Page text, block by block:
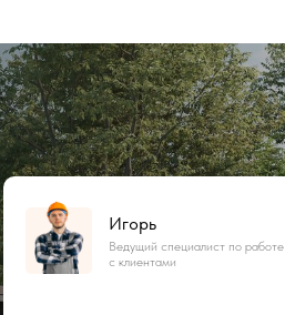
Ведущий специалист по работе
с клиентами
Игорь